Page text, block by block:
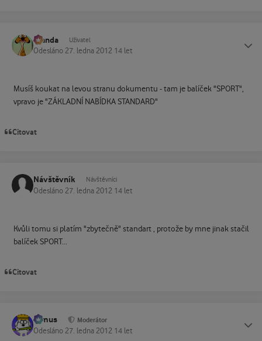
Standa Uživatel
Odesláno 27. ledna 2012 14 let
Musíš koukat na levou stranu dokumentu - tam je balíček "SPORT",
vpravo je "ZÁKLADNÍ NABÍDKA STANDARD"
Citovat
Návštěvník Návštěvníci
Odesláno 27. ledna 2012 14 let
Kvůli tomu si platím "zbytečně" standart , protože by mne jinak stačil
balíček SPORT...
Citovat
tomus Moderátor
Odesláno 27. ledna 2012 14 let